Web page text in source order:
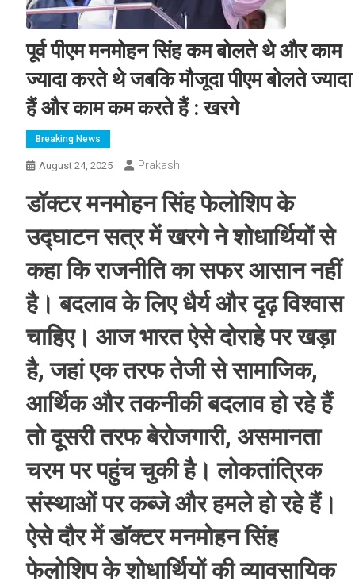
पूर्व पीएम मनमोहन सिंह कम बोलते थे और काम
ज्यादा करते थे जबकि मौजूदा पीएम बोलते ज्यादा
हैं और काम कम करते हैं : खरगे
Breaking News
August 24, 2025 Prakash
डॉक्टर मनमोहन सिंह फेलोशिप के
उद्घाटन सत्र में खरगे ने शोधार्थियों से
कहा कि राजनीति का सफर आसान नहीं
है। बदलाव के लिए धैर्य और दृढ़ विश्वास
चाहिए। आज भारत ऐसे दोराहे पर खड़ा
है, जहां एक तरफ तेजी से सामाजिक,
आर्थिक और तकनीकी बदलाव हो रहे हैं
तो दूसरी तरफ बेरोजगारी, असमानता
चरम पर पहुंच चुकी है। लोकतांत्रिक
संस्थाओं पर कब्जे और हमले हो रहे हैं।
ऐसे दौर में डॉक्टर मनमोहन सिंह
फेलोशिप के शोधार्थियों की व्यावसायिक